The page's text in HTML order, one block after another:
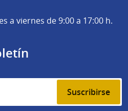
a viernes de 9:00 a 17:00 h.
Suscribirse